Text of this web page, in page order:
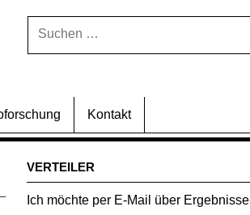
Suchen
Kontakt
VERTEILER
Ich möchte per E-Mail über Ergebnisse